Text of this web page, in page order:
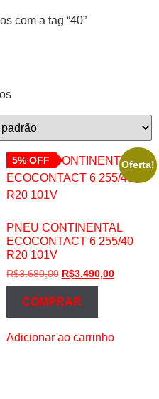
com a tag “40”
Oferta!
5% OFF
PNEU CONTINENTAL
ECOCONTACT 6 255/40
R20 101V
R$3.680,00 R$3.490,00
COMPRAR
Adicionar ao carrinho